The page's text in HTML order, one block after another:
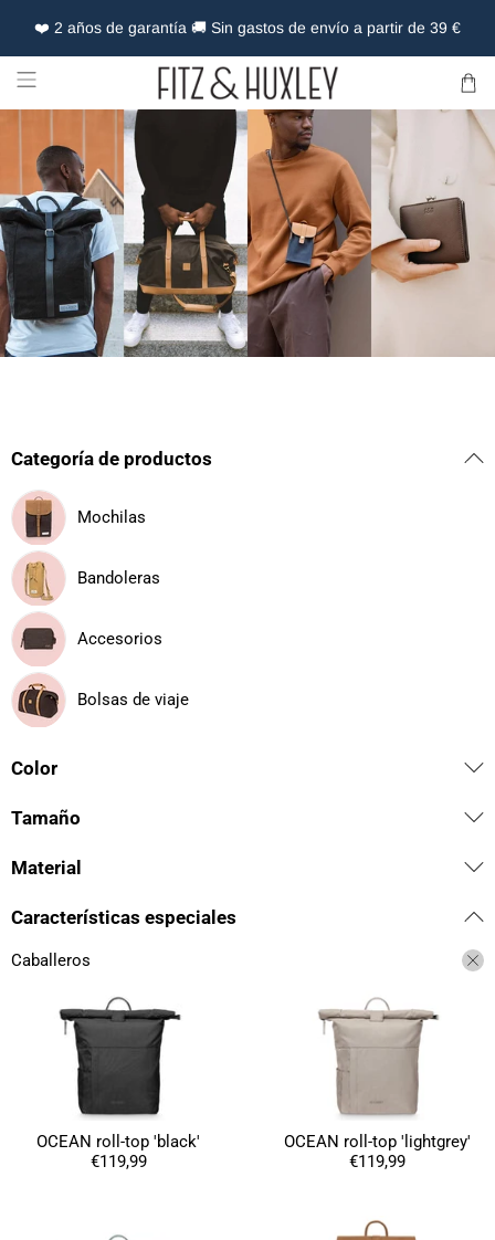
❤️ 2 años de garantía 🚚 Sin gastos de envío a partir de 39 €
Categoría de productos
Mochilas
Bandoleras
Accesorios
Bolsas de viaje
Color
Tamaño
Material
Características especiales
Caballeros
OCEAN roll-top 'black'
€119,99
OCEAN roll-top 'lightgrey'
€119,99